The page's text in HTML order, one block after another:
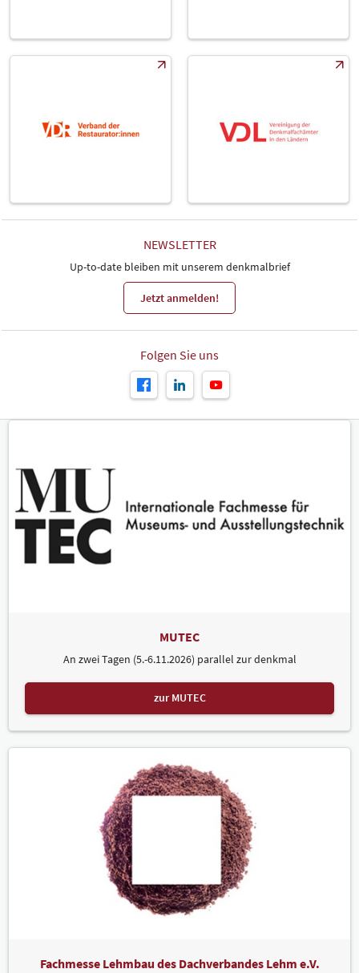
NEWSLETTER
Up-to-date bleiben mit unserem denkmalbrief
Jetzt anmelden!
Folgen Sie uns
MUTEC
An zwei Tagen (5.-6.11.2026) parallel zur denkmal
zur MUTEC
Fachmesse Lehmbau des Dachverbandes Lehm e.V.